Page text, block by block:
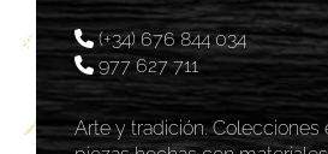
(+34) 676 844 034
977 627 711
Arte y tradición. Colecciones